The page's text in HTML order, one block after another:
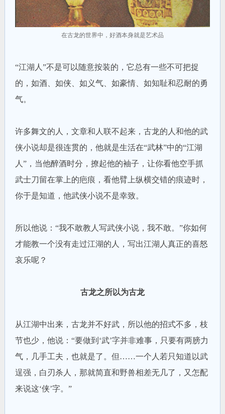
在古龙的世界中，好酒本身就是艺术品
“江湖人”不是可以随意按装的，它总有一些不可把捉
的，如酒、如侠、如义气、如豪情、如知耻和忍耐的勇
气。
许多舞文的人，文章和人联不起来，古龙的人和他的武
侠小说却是很连贯的，他就是生活在“武林”中的“江湖
人”，当他醉酒时分，撩起他的袖子，让你看他空手抓
武士刀留在掌上的疤痕，看他臂上纵横交错的痕迹时，
你于是知道，他武侠小说不是幸致。
所以他说：“我不敢教人写武侠小说，我不敢。”你如何
才能教一个没有走过江湖的人，写出江湖人真正的喜怒
哀乐呢？
古龙之所以为古龙
从江湖中出来，古龙并不好武，所以他的招式不多，枝
节也少，他说：“要做到‘武’字并非难事，只要有两膀力
气，几手工夫，也就是了。但……一个人若只知道以武
逞强，白刃杀人，那就简直和野兽相差无几了，又怎配
来说这‘侠’字。”